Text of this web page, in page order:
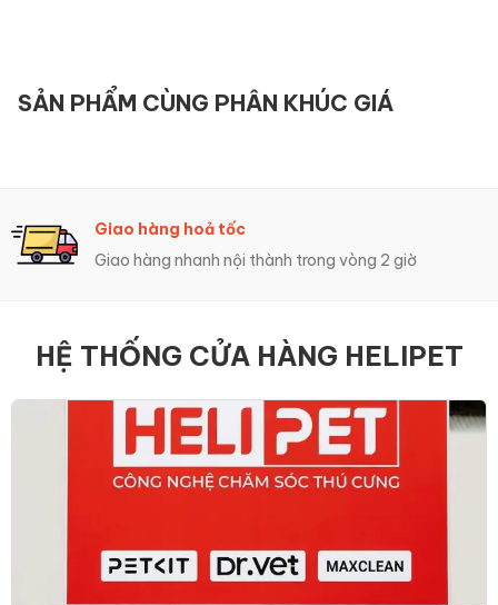
SẢN PHẨM CÙNG PHÂN KHÚC GIÁ
Giao hàng hoả tốc
Giao hàng nhanh nội thành trong vòng 2 giờ
HỆ THỐNG CỬA HÀNG HELIPET